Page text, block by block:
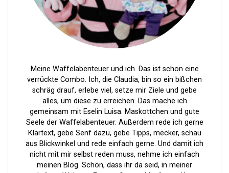
Meine Waffelabenteuer und ich. Das ist schon eine
verrückte Combo. Ich, die Claudia, bin so ein bißchen
schräg drauf, erlebe viel, setze mir Ziele und gebe
alles, um diese zu erreichen. Das mache ich
gemeinsam mit Eselin Luisa. Maskottchen und gute
Seele der Waffelabenteuer. Außerdem rede ich gerne
Klartext, gebe Senf dazu, gebe Tipps, mecker, schau
aus Blickwinkel und rede einfach gerne. Und damit ich
nicht mit mir selbst reden muss, nehme ich einfach
meinen Blog. Schön, dass ihr da seid, in meiner